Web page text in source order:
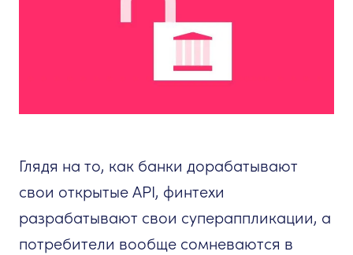
Глядя на то, как банки дорабатывают
свои открытые API, финтехи
разрабатывают свои супераппликации, а
потребители вообще сомневаются в